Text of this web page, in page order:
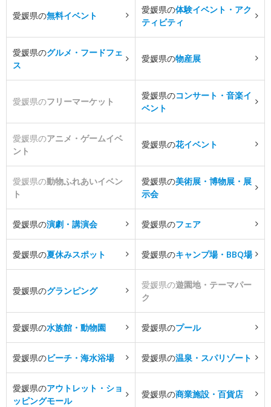
愛媛県の無料イベント
愛媛県の体験イベント・アク
ティビティ
愛媛県のグルメ・フードフェ
ス
愛媛県の物産展
愛媛県のフリーマーケット
愛媛県のコンサート・音楽イ
ベント
愛媛県のアニメ・ゲームイベ
ント
愛媛県の花イベント
愛媛県の動物ふれあいイベン
ト
愛媛県の美術展・博物展・展
示会
愛媛県の演劇・講演会 愛媛県のフェア
愛媛県の夏休みスポット 愛媛県のキャンプ場・BBQ場
愛媛県のグランピング
愛媛県の遊園地・テーマパー
ク
愛媛県の水族館・動物園 愛媛県のプール
愛媛県のビーチ・海水浴場 愛媛県の温泉・スパリゾート
愛媛県のアウトレット・ショ
ッピングモール
愛媛県の商業施設・百貨店